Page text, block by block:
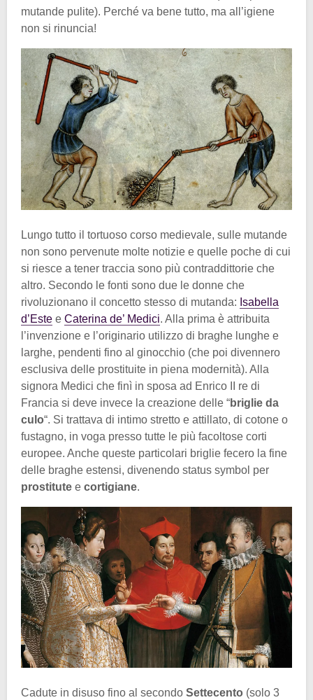
mutande pulite). Perché va bene tutto, ma all’igiene
non si rinuncia!
Lungo tutto il tortuoso corso medievale, sulle mutande
non sono pervenute molte notizie e quelle poche di cui
si riesce a tener traccia sono più contraddittorie che
altro. Secondo le fonti sono due le donne che
rivoluzionano il concetto stesso di mutanda: Isabella
d’Este e Caterina de’ Medici. Alla prima è attribuita
l’invenzione e l’originario utilizzo di braghe lunghe e
larghe, pendenti fino al ginocchio (che poi divennero
esclusiva delle prostituite in piena modernità). Alla
signora Medici che finì in sposa ad Enrico II re di
Francia si deve invece la creazione delle “briglie da
culo“. Si trattava di intimo stretto e attillato, di cotone o
fustagno, in voga presso tutte le più facoltose corti
europee. Anche queste particolari briglie fecero la fine
delle braghe estensi, divenendo status symbol per
prostitute e cortigiane.
Cadute in disuso fino al secondo Settecento (solo 3